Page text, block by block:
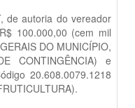
de autoria do vereador
100.000,00 (cem mil
DO MUNICÍPIO,
CONTINGÊNCIA) e
20.608.0079.1218